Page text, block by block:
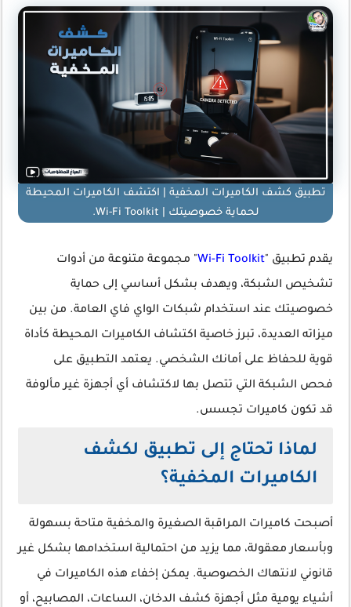
تطبيق كشف الكاميرات المخفية | اكتشف الكاميرات المحيطة
لحماية خصوصيتك | Wi-Fi Toolkit.
يقدم تطبيق "Wi-Fi Toolkit" مجموعة متنوعة من أدوات
تشخيص الشبكة، ويهدف بشكل أساسي إلى حماية
خصوصيتك عند استخدام شبكات الواي فاي العامة. من بين
ميزاته العديدة، تبرز خاصية اكتشاف الكاميرات المحيطة كأداة
قوية للحفاظ على أمانك الشخصي. يعتمد التطبيق على
فحص الشبكة التي تتصل بها لاكتشاف أي أجهزة غير مألوفة
قد تكون كاميرات تجسس.
لماذا تحتاج إلى تطبيق لكشف
الكاميرات المخفية؟
أصبحت كاميرات المراقبة الصغيرة والمخفية متاحة بسهولة
وبأسعار معقولة، مما يزيد من احتمالية استخدامها بشكل غير
قانوني لانتهاك الخصوصية. يمكن إخفاء هذه الكاميرات في
أشياء يومية مثل أجهزة كشف الدخان، الساعات، المصابيح، أو